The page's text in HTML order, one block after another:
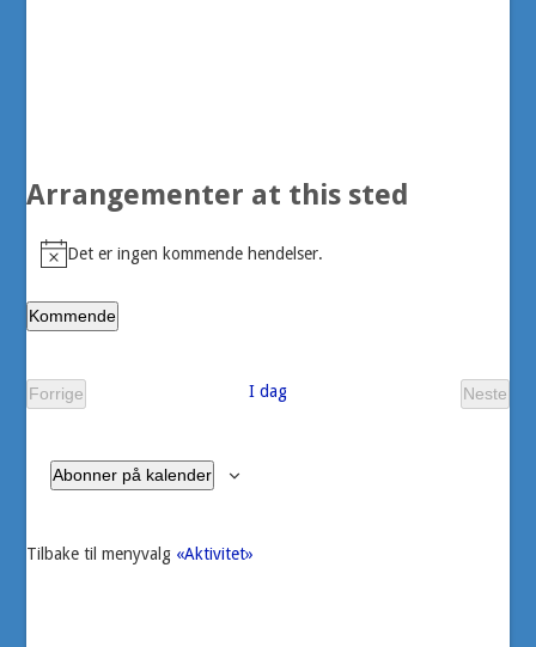
Arrangementer at this sted
Merknad
Det er ingen kommende hendelser.
Kommende
Forrige
I dag
Neste
Abonner på kalender
Tilbake til menyvalg «Aktivitet»